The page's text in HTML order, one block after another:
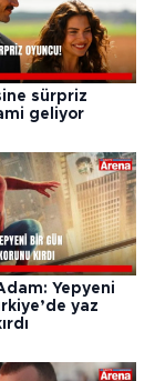
sürpriz
geliyor
Yepyeni
yaz